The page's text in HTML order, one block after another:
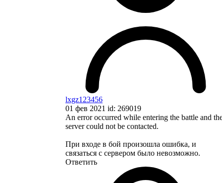
lxgz123456
01 фев 2021 id: 269019
An error occurred while entering the battle and
server could not be contacted.
При входе в бой произошла ошибка, и
связаться с сервером было невозможно.
Ответить